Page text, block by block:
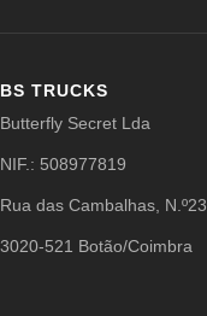
BS TRUCKS
Butterfly Secret Lda
NIF.: 508977819
Rua das Cambalhas, N.º23
3020-521 Botão/Coimbra